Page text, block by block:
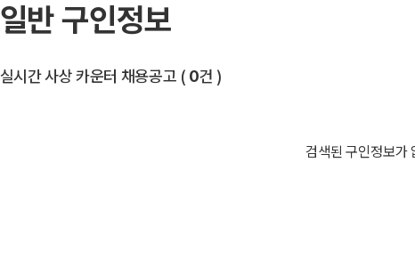
일반 구인정보
실시간 사상 카운터 채용공고 전체 목록
( 0건 )
검색된 구인정보가